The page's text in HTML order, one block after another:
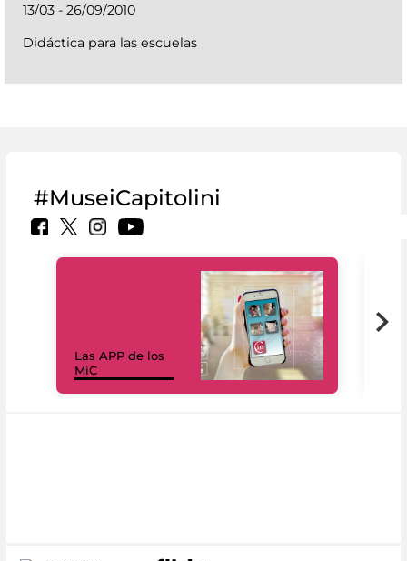
13/03 - 26/09/2010
Didáctica para las escuelas
#MuseiCapitolini
Las APP de los
MiC